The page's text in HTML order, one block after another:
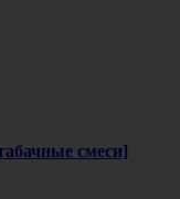
смеси]